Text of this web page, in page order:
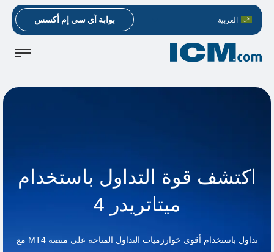
العربية بوابة آي سي إم أكسس
اكتشف قوة التداول باستخدام
ميتاتريدر 4
تداول باستخدام أقوى خوارزميات التداول المتاحة على منصة MT4 مع